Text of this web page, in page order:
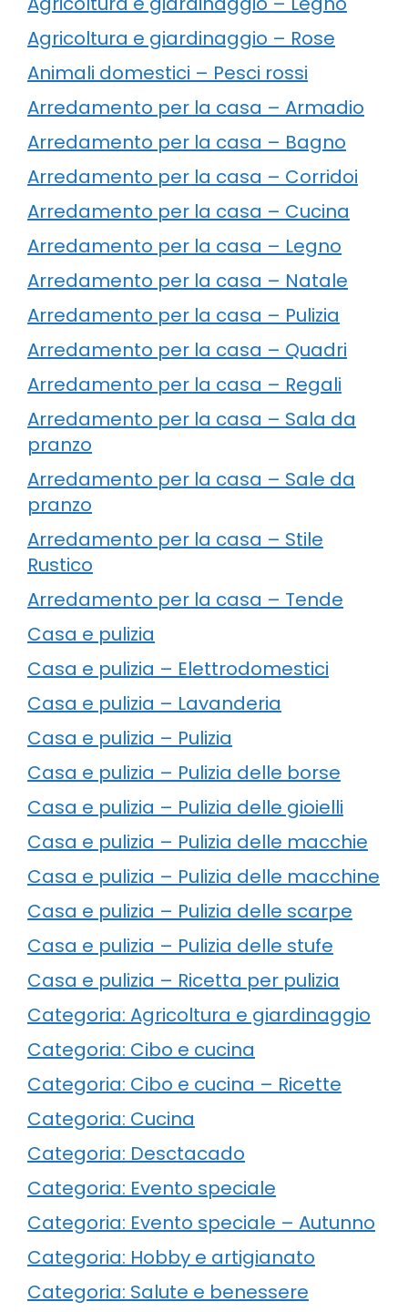
Agricoltura e giardinaggio – Rose
Animali domestici – Pesci rossi
Arredamento per la casa – Armadio
Arredamento per la casa – Bagno
Arredamento per la casa – Corridoi
Arredamento per la casa – Cucina
Arredamento per la casa – Legno
Arredamento per la casa – Natale
Arredamento per la casa – Pulizia
Arredamento per la casa – Quadri
Arredamento per la casa – Regali
Arredamento per la casa – Sala da
pranzo
Arredamento per la casa – Sale da
pranzo
Arredamento per la casa – Stile
Rustico
Arredamento per la casa – Tende
Casa e pulizia
Casa e pulizia – Elettrodomestici
Casa e pulizia – Lavanderia
Casa e pulizia – Pulizia
Casa e pulizia – Pulizia delle borse
Casa e pulizia – Pulizia delle gioielli
Casa e pulizia – Pulizia delle macchie
Casa e pulizia – Pulizia delle macchine
Casa e pulizia – Pulizia delle scarpe
Casa e pulizia – Pulizia delle stufe
Casa e pulizia – Ricetta per pulizia
Categoria: Agricoltura e giardinaggio
Categoria: Cibo e cucina
Categoria: Cibo e cucina – Ricette
Categoria: Cucina
Categoria: Desctacado
Categoria: Evento speciale
Categoria: Evento speciale – Autunno
Categoria: Hobby e artigianato
Categoria: Salute e benessere